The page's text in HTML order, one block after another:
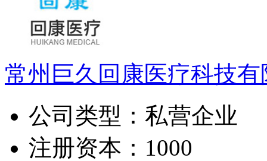
常州巨久回康医疗科技有
公司类型： 私营企业
注册资本： 1000